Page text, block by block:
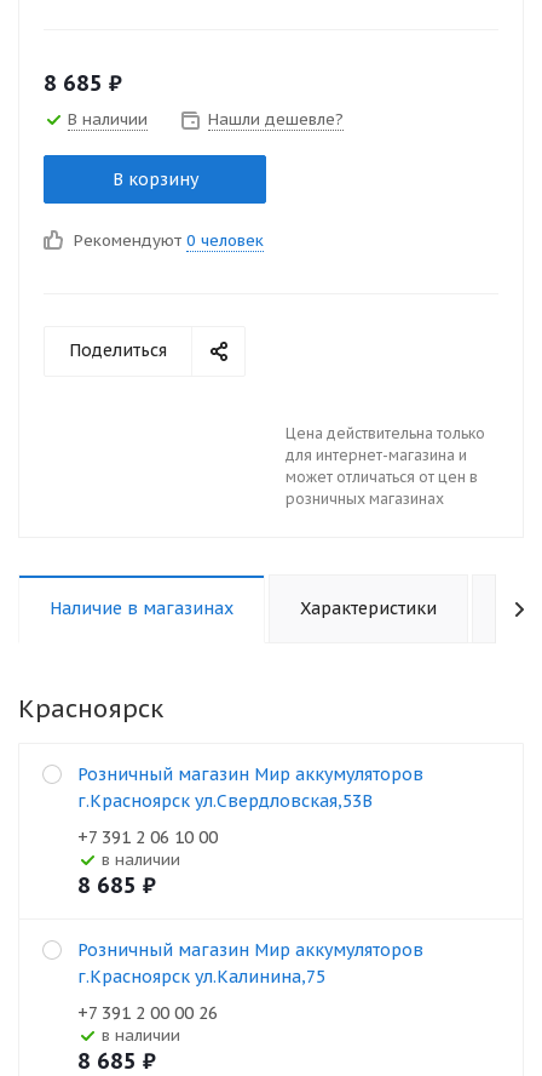
8 685 ₽
В наличии Нашли дешевле?
В корзину
Рекомендуют 0 человек
Поделиться
Цена действительна только
для интернет-магазина и
может отличаться от цен в
розничных магазинах
Наличие в магазинах Характеристики
Красноярск
Розничный магазин Мир аккумуляторов
г.Красноярск ул.Свердловская,53В
+7 391 2 06 10 00
В наличии
8 685 ₽
Розничный магазин Мир аккумуляторов
г.Красноярск ул.Калинина,75
+7 391 2 00 00 26
В наличии
8 685 ₽